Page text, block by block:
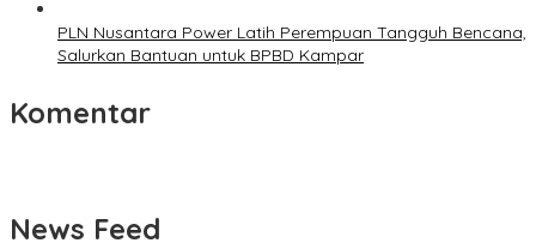
PLN Nusantara Power Latih Perempuan Tangguh Bencana,
Salurkan Bantuan untuk BPBD Kampar
Komentar
News Feed